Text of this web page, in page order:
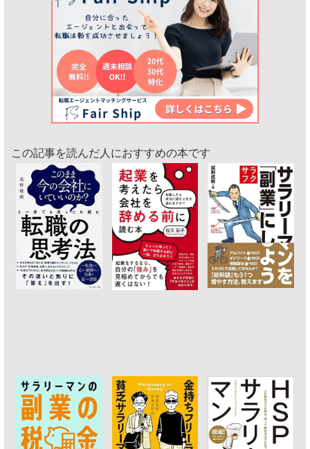
この記事を読んだ人におすすめの本です